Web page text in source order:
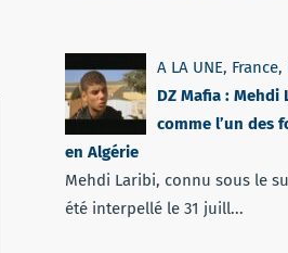
A LA UNE, France,
DZ Mafia :
comme l’un des
en Algérie
Mehdi Laribi, connu sous le
été interpellé le 31 juill...